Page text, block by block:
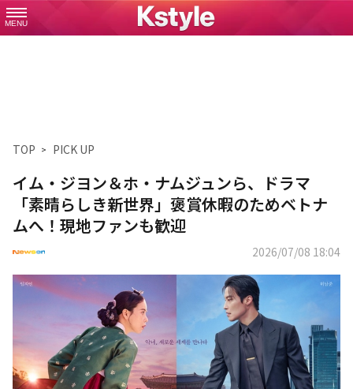
MENU
TOP PICK UP
イム・ジヨン＆ホ・ナムジュンら、ドラマ
「素晴らしき新世界」褒賞休暇のためベトナ
ムへ！現地ファンも歓迎
2026/07/08 18:04